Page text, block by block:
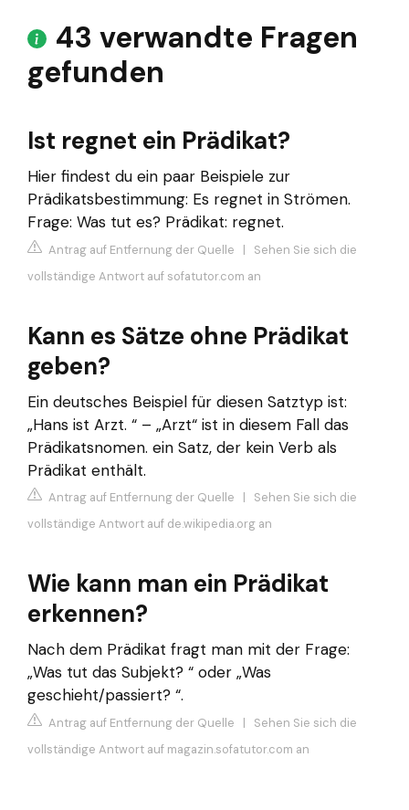
43 verwandte Fragen
gefunden
Ist regnet ein Prädikat?
Hier findest du ein paar Beispiele zur
Prädikatsbestimmung: Es regnet in Strömen.
Frage: Was tut es? Prädikat: regnet.
Antrag auf Entfernung der Quelle | Sehen Sie sich die
vollständige Antwort auf sofatutor.com an
Kann es Sätze ohne Prädikat
geben?
Ein deutsches Beispiel für diesen Satztyp ist:
„Hans ist Arzt. “ – „Arzt“ ist in diesem Fall das
Prädikatsnomen. ein Satz, der kein Verb als
Prädikat enthält.
Antrag auf Entfernung der Quelle | Sehen Sie sich die
vollständige Antwort auf de.wikipedia.org an
Wie kann man ein Prädikat
erkennen?
Nach dem Prädikat fragt man mit der Frage:
„Was tut das Subjekt? “ oder „Was
geschieht/passiert? “.
Antrag auf Entfernung der Quelle | Sehen Sie sich die
vollständige Antwort auf magazin.sofatutor.com an